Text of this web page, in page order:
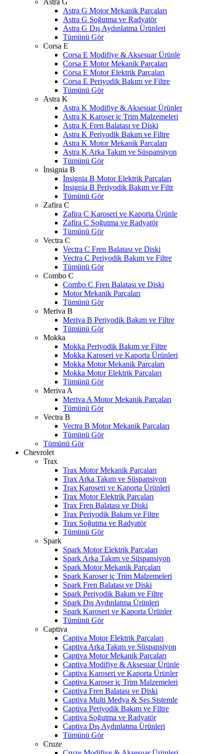
Astra G
Astra G Motor Mekanik Parçaları
Astra G Soğutma ve Radyatör
Astra G Dış Aydınlatma Ürünleri
Tümünü Gör
Corsa E
Corsa E Modifiye & Aksesuar Ürünle
Corsa E Motor Mekanik Parçaları
Corsa E Motor Elektrik Parçaları
Corsa E Periyodik Bakım ve Filtre
Tümünü Gör
Astra K
Astra K Modifiye & Aksesuar Ürünler
Astra K Karoser iç Trim Malzemeleri
Astra K Fren Balatası ve Diski
Astra K Periyodik Bakım ve Filtre
Astra K Motor Mekanik Parçaları
Astra K Arka Takım ve Süspansiyon
Tümünü Gör
İnsignia B
İnsignia B Motor Elektrik Parçaları
İnsignia B Periyodik Bakım ve Filtr
Tümünü Gör
Zafira C
Zafira C Karoseri ve Kaporta Ürünle
Zafira C Soğutma ve Radyatör
Tümünü Gör
Vectra C
Vectra C Fren Balatası ve Diski
Vectra C Periyodik Bakım ve Filtre
Tümünü Gör
Combo C
Combo C Fren Balatası ve Diski
Motor Mekanik Parçaları
Tümünü Gör
Meriva B
Meriva B Periyodik Bakım ve Filtre
Tümünü Gör
Mokka
Mokka Periyodik Bakım ve Filtre
Mokka Karoseri ve Kaporta Ürünleri
Mokka Motor Mekanik Parçaları
Mokka Motor Elektrik Parçaları
Tümünü Gör
Meriva A
Meriva A Motor Mekanik Parçaları
Tümünü Gör
Vectra B
Vectra B Motor Mekanik Parçaları
Tümünü Gör
Tümünü Gör
Chevrolet
Trax
Trax Motor Mekanik Parçaları
Trax Arka Takım ve Süspansiyon
Trax Karoseri ve Kaporta Ürünleri
Trax Motor Elektrik Parçaları
Trax Fren Balatası ve Diski
Trax Periyodik Bakım ve Filtre
Trax Soğutma ve Radyatör
Tümünü Gör
Spark
Spark Motor Elektrik Parçaları
Spark Arka Takım ve Süspansiyon
Spark Motor Mekanik Parçaları
Spark Karoser iç Trim Malzemeleri
Spark Fren Balatası ve Diski
Spark Periyodik Bakım ve Filtre
Spark Dış Aydınlatma Ürünleri
Spark Karoseri ve Kaporta Ürünler
Tümünü Gör
Captiva
Captiva Motor Elektrik Parçaları
Captiva Arka Takım ve Süspansiyon
Captiva Motor Mekanik Parçaları
Captiva Modifiye & Aksesuar Ürünle
Captiva Karoseri ve Kaporta Ürünler
Captiva Karoser iç Trim Malzemeleri
Captiva Fren Balatası ve Diski
Captiva Multi Medya & Ses Sistemle
Captiva Periyodik Bakım ve Filtre
Captiva Soğutma ve Radyatör
Captiva Dış Aydınlatma Ürünleri
Tümünü Gör
Cruze